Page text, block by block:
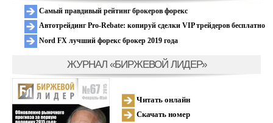
Самый правдивый рейтинг брокеров форекс
Автотрейдинг Pro-Rebate: копируй сделки VIP трейдеров бесплатно
Nord FX лучший форекс брокер 2019 года
ЖУРНАЛ «БИРЖЕВОЙ ЛИДЕР»
Читать онлайн
Скачать номер